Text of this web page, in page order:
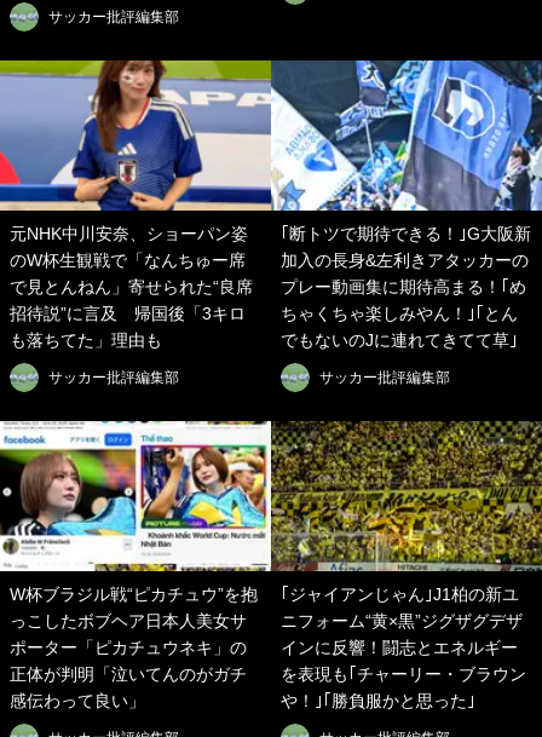
サッカー批評編集部
元NHK中川安奈、ショーパン姿
のW杯生観戦で「なんちゅー席
で見とんねん」寄せられた“良席
招待説”に言及 帰国後「3キロ
も落ちてた」理由も
サッカー批評編集部
｢断トツで期待できる！｣G大阪新
加入の長身&左利きアタッカーの
プレー動画集に期待高まる！｢め
ちゃくちゃ楽しみやん！｣｢とん
でもないのJに連れてきてて草｣
サッカー批評編集部
W杯ブラジル戦“ピカチュウ”を抱
っこしたボブヘア日本人美女サ
ポーター「ピカチュウネキ」の
正体が判明「泣いてんのがガチ
感伝わって良い」
｢ジャイアンじゃん｣J1柏の新ユ
ニフォーム“黄×黒”ジグザグデザ
インに反響！闘志とエネルギー
を表現も｢チャーリー・ブラウン
や！｣｢勝負服かと思った｣